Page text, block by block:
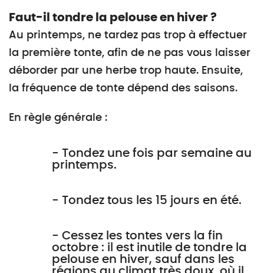
Faut-il tondre la pelouse en hiver ?
Au printemps, ne tardez pas trop à effectuer
la première tonte, afin de ne pas vous laisser
déborder par une herbe trop haute. Ensuite,
la fréquence de tonte dépend des saisons.
En règle générale :
- Tondez une fois par semaine au
printemps.
- Tondez tous les 15 jours en été.
- Cessez les tontes vers la fin
octobre : il est inutile de tondre la
pelouse en hiver, sauf dans les